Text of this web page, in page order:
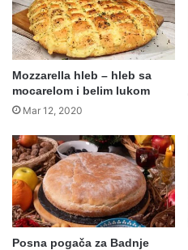
Mozzarella hleb – hleb sa
mocarelom i belim lukom
Mar 12, 2020
Posna pogača za Badnje